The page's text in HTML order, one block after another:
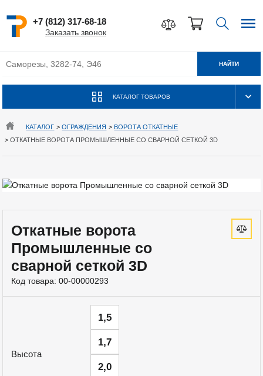
+7 (812) 317-68-18
Заказать звонок
КАТАЛОГ ТОВАРОВ
НАЙТИ
КАТАЛОГ >ОГРАЖДЕНИЯ >ВОРОТА ОТКАТНЫЕ
>ОТКАТНЫЕ ВОРОТА ПРОМЫШЛЕННЫЕ СО СВАРНОЙ СЕТКОЙ 3D
Откатные ворота
Промышленные со
сварной сеткой 3D
Код товара: 00-00000293
Высота
1,5
1,7
2,0